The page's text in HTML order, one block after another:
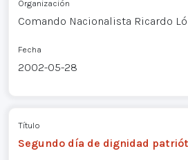
Organización
Comando Nacionalista Ricardo
Fecha
2002-05-28
Título
Segundo día de dignidad